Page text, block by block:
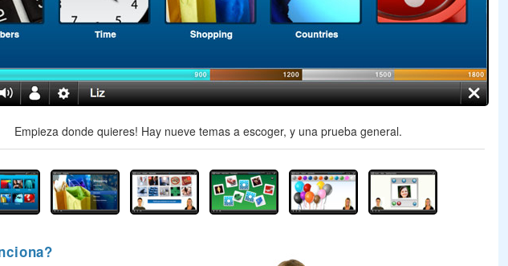
Empieza donde quieres! Hay nueve temas a escoger, y una prueba general.